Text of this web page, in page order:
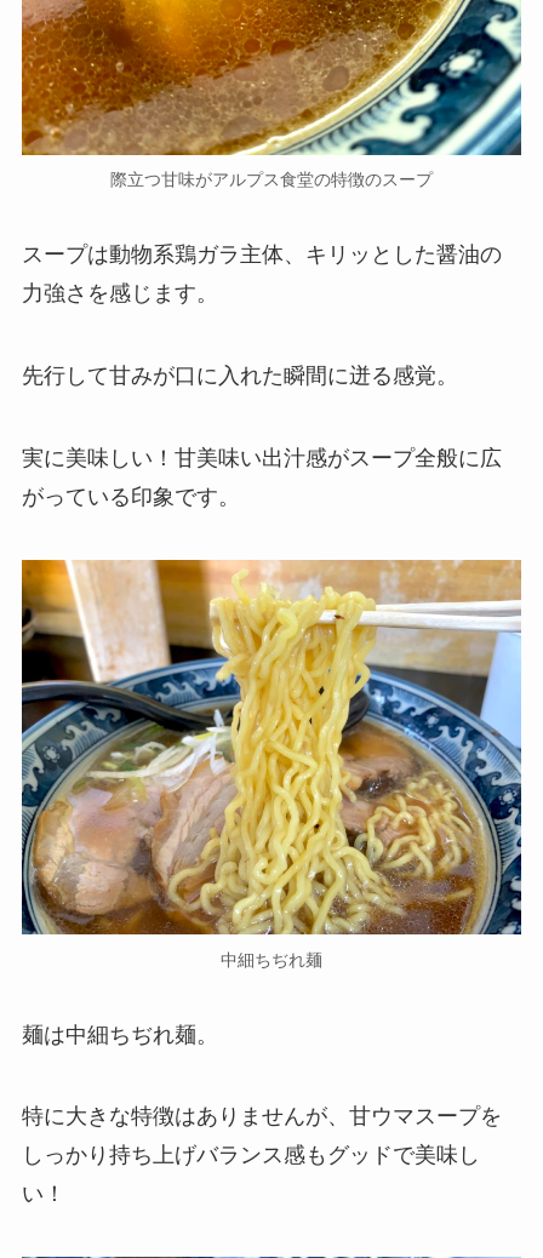
際立つ甘味がアルプス食堂の特徴のスープ
スープは動物系鶏ガラ主体、キリッとした醤油の
力強さを感じます。
先行して甘みが口に入れた瞬間に迸る感覚。
実に美味しい！甘美味い出汁感がスープ全般に広
がっている印象です。
中細ちぢれ麺
麺は中細ちぢれ麺。
特に大きな特徴はありませんが、甘ウマスープを
しっかり持ち上げバランス感もグッドで美味し
い！